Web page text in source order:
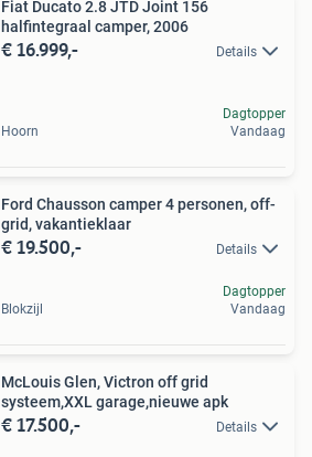
Fiat Ducato 2.8 JTD Joint 156
halfintegraal camper, 2006
€ 16.999,- Details
Hoorn
Dagtopper
Vandaag
Ford Chausson camper 4 personen, off-
grid, vakantieklaar
€ 19.500,- Details
Blokzijl
Dagtopper
Vandaag
McLouis Glen, Victron off grid
systeem,XXL garage,nieuwe apk
€ 17.500,- Details